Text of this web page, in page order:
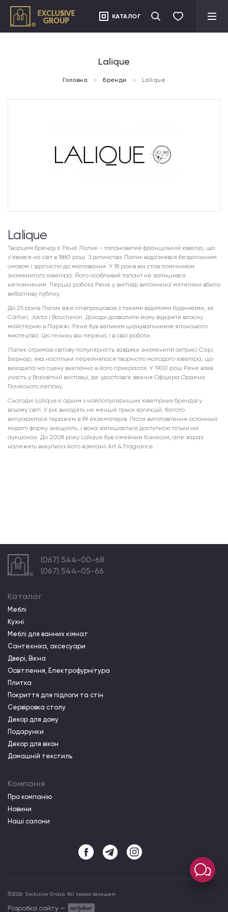
КАТАЛОГ
Lalique
Головна Бренди Lalique
Lalique
Творцем бренду є Рене Лалик - талановитий французький ювелір, що
з'явився на світ в 1860 році. З дитинства Лалик відрізнявся бездоганним
смаком і здатністю до малювання. У 18 років він став помічником
знаменитого ювеліра. Його особливий талант не залишився
непоміченим. Перша робота Рене у вигляді витонченої метелики вбила
вибагливу публіку.
До 25 років Лалик вже співпрацював з такими відомими будинками, як
Cartier, Jacta і Boucheron. Доходи дозволили йому відкрити власну
майстерню в Парижі. Рене був великим шанувальником японського
мистецтва. Цю техніку він переніс і в свої роботи.
Лалик отримав світову популярність завдяки знаменитій актрисі Сарі
Бернар, яка настільки перейнялася творчістю молодого ювеліра, що
виходила на сцену виключно в його прикрасах. У 1900 році Рене взяв
участь у Всесвітній виставці, де удостоївся звання Офіцера Ордена
Почесного легіону.
Сьогодні Lalique є одним з найпопулярніших ювелірних брендів у
всьому світі. У рік виходять не менше трьох колекцій, багато
випускаються тиражем в 99 екземплярів. Після виготовлення останньої
моделі форму знищують, і вона залишається доступною тільки на
аукціонах. До 2008 року Lalique був сімейним бізнесом, але зараз
належить викупила його компанії Art & Fragrance.
(067) 544-00-68
(067) 544-05-66
Каталог
Меблі
Кухні
Меблі для ванних кімнат
Сантехніка, аксесуари
Двері, Вікна
Освітлення, Електрофурнітура
Плитка
Покриття для підлоги та стін
Сервіровка столу
Декор для дому
Подарунки
Декор для вікон
Домашній текстиль
Компанія
Про компанiю
Новини
Наші салони
©2026 Exclusive Group. Всі права захищені
Розробка сайту —